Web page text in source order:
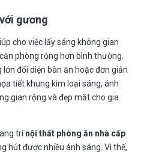
gương
cho việc lấy sáng không gian
phòng rộng hơn bình thường.
đối diện bàn ăn hoặc đơn giản
tiết khung kim loại sáng, ánh
gian rộng và đẹp mắt cho gia
trínội thất phòng ăn nhà cấp
hút được nhiều ánh sáng. Vì thế,